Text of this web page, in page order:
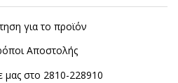
για το προϊόν
Αποστολής
μας στο 2810-228910